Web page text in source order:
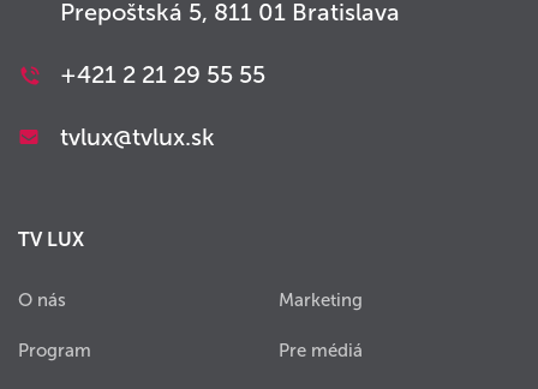
Prepoštská 5, 811 01 Bratislava
+421 2 21 29 55 55
tvlux@tvlux.sk
TV LUX
O nás
Program
Marketing
Pre médiá